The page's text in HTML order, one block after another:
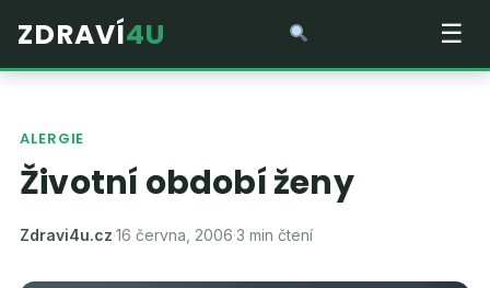
ZDRAVÍ4U ☰
ALERGIE
Životní období ženy
Zdravi4u.cz·16 června, 2006·3 min čtení